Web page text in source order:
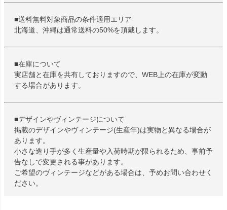
■送料無料対象商品の条件適用エリア
北海道、沖縄は通常送料の50%を頂戴します。
■在庫について
実店舗と在庫を共有しておりますので、WEB上の在庫が変動
する場合があります。
■デザインやヴィンテージについて
掲載のデザインやヴィンテージ(生産年)は実物と異なる場合が
あります。
小さな造り手が多く生産量や入荷時期が限られるため、事前予
告なしで変更される事があります。
ご希望のヴィンテージなどがある場合は、予めお問い合わせく
ださい。